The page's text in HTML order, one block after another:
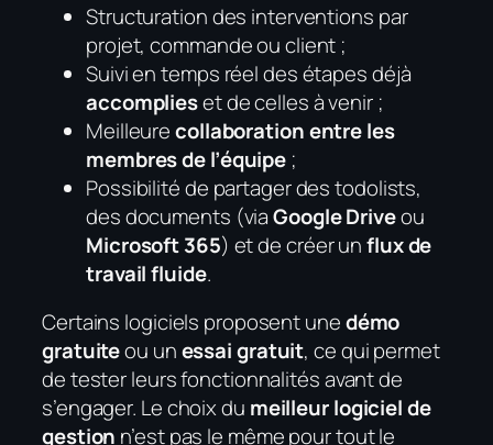
Structuration des interventions par
projet, commande ou client ;
Suivi en temps réel des étapes déjà
accomplieset de celles à venir ;
Meilleurecollaboration entre les
membres de l’équipe ;
Possibilité de partager des todolists,
des documents (viaGoogle Driveou
Microsoft 365) et de créer unflux de
travail fluide.
Certains logiciels proposent unedémo
gratuiteou unessai gratuit, ce qui permet
de tester leurs fonctionnalités avant de
s’engager. Le choix du meilleur logiciel de
gestion n’est pas le même pour tout le